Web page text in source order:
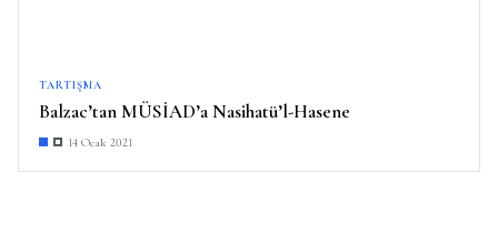
TARTIŞMA
Balzac’tan MÜSİAD’a Nasihatü’l-Hasene
14 Ocak 2021